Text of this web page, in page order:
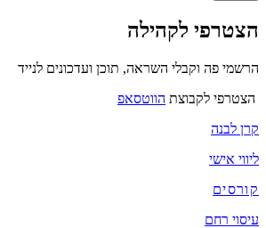
הצטרפי לקהילה
הרשמי פה וקבלי השראה, תוכן ועדכונים לנייד
הצטרפי לקבוצתהווטסאפ
קרן לבנה
ליווי אישי
קורסים
עיסוי רחם